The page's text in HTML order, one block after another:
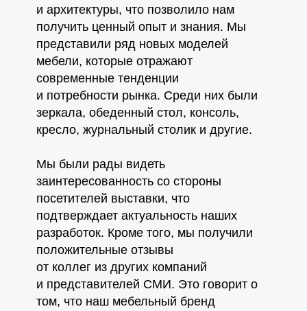
и архитектуры, что позволило нам
получить ценный опыт и знания. Мы
представили ряд новых моделей
мебели, которые отражают
современные тенденции
и потребности рынка. Среди них были
зеркала, обеденный стол, консоль,
кресло, журнальный столик и другие.
Мы были рады видеть
заинтересованность со стороны
посетителей выставки, что
подтверждает актуальность наших
разработок. Кроме того, мы получили
положительные отзывы
от коллег из других компаний
и представителей СМИ. Это говорит о
том, что наш мебельный бренд